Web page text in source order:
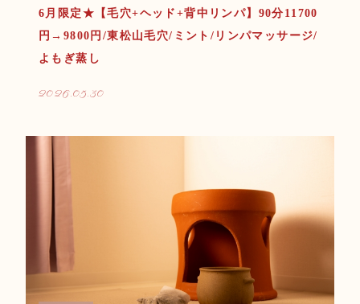
6月限定★【毛穴+ヘッド+背中リンパ】90分11700
円→9800円/東松山毛穴/ミント/リンパマッサージ/
よもぎ蒸し
2026.05.30